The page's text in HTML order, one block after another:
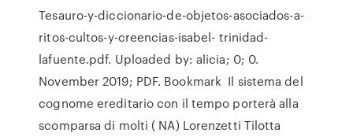
Tesauro-y-diccionario-de-objetos-asociados-a-
ritos-cultos-y-creencias-isabel- trinidad-
lafuente.pdf. Uploaded by: alicia; 0; 0.
November 2019; PDF. Bookmark Il sistema del
cognome ereditario con il tempo porterà alla
scomparsa di molti ( NA) Lorenzetti Tilotta